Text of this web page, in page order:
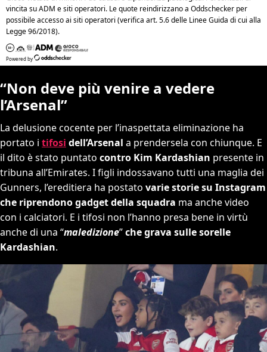
“Non deve più venire a vedere
l’Arsenal”
La delusione cocente per l’inaspettata eliminazione ha
portato i tifosi dell’Arsenal a prendersela con chiunque. E
il dito è stato puntato contro Kim Kardashian presente in
tribuna all’Emirates. I figli indossavano tutti una maglia dei
Gunners, l’ereditiera ha postato varie storie su Instagram
che riprendono gadget della squadra ma anche video
con i calciatori. E i tifosi non l’hanno presa bene in virtù
anche di una “maledizione”che grava sulle sorelle
Kardashian.